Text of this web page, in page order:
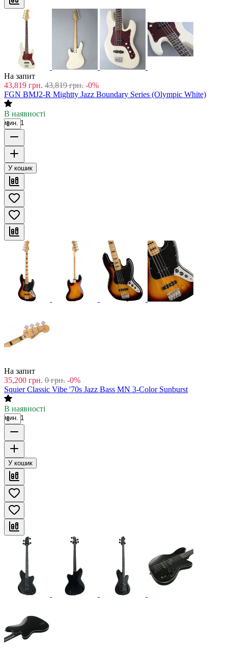
На запит
43,819 грн. 43,819 грн. -0%
FGN BMJ2-R Mightty Jazz Boundary Series (Olympic White)
В наявності
мин. 1
У кошик
На запит
35,200 грн. 0 грн. -0%
Squier Classic Vibe '70s Jazz Bass MN 3-Color Sunburst
В наявності
мин. 1
У кошик